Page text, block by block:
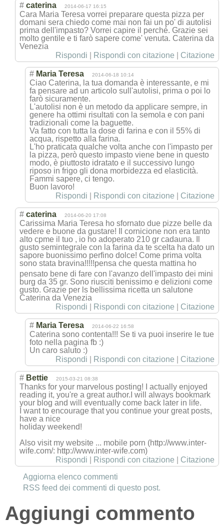
# caterina 2014-06-17 16:15
Cara Maria Teresa vorrei preparare questa pizza per
domani sera chiedo come mai non fai un po' di autolisi
prima dell'impasto? Vorrei capire il perché. Grazie sei
molto gentile e ti farò sapere come' venuta. Caterina da
Venezia
Rispondi
Rispondi con citazione Citazione
# Maria Teresa 2014-06-18 10:14
Ciao Caterina, la tua domanda è interessante, e mi
fa pensare ad un articolo sull'autolisi, prima o poi lo
farò sicuramente.
L'autolisi non è un metodo da applicare sempre, in
genere ha ottimi risultati con la semola e con pani
tradizionali come la baguette.
Va fatto con tutta la dose di farina e con il 55% di
acqua, rispetto alla farina.
L'ho praticata qualche volta anche con l'impasto per
la pizza, però questo impasto viene bene in questo
modo, è piuttosto idratato e il successivo lungo
riposo in frigo gli dona morbidezza ed elasticità.
Fammi sapere, ci tengo.
Buon lavoro!
Rispondi
Rispondi con citazione Citazione
# caterina 2014-06-20 17:08
Carissima Maria Teresa ho sfornato due pizze belle da
vedere e buone da gustare! Il cornicione non era tanto
alto cpme il tuo , io ho adoperato 210 gr cadauna. Il
gusto semintegrale con la farina da te scelta ha dato un
sapore buonissimo perfino dolce! Come prima volta
sono stata bravina!!!!!pensa che questa mattina ho
pensato bene di fare con l'avanzo dell'impasto dei mini
burg da 35 gr. Sono riusciti benissimo e delizioni come
gusto. Grazie per ls bellissima ricetta un salutone
Caterina da Venezia
Rispondi
Rispondi con citazione Citazione
# Maria Teresa 2014-06-22 16:58
Caterina sono contenta!!! Se ti va puoi inserire le tue
foto nella pagina fb :)
Un caro saluto :)
Rispondi
Rispondi con citazione Citazione
# Bettie 2015-03-21 08:38
Thanks for your marvelous posting! I actually enjoyed
reading it, you're a great author.I will always bookmark
your blog and will eventually come back later in life.
I want to encourage that you continue your great posts,
have a nice
holiday weekend!
Also visit my website ... mobile porn (http://www.inter-
wife.com/: http://www.inter-wife.com)
Rispondi
Rispondi con citazione
Citazione
Aggiorna elenco commenti
RSS feed dei commenti di questo post.
Aggiungi commento